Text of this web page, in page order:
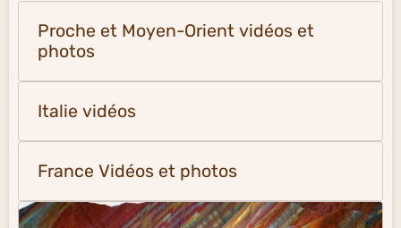
Proche et Moyen-Orient vidéos et
photos
Italie vidéos
France Vidéos et photos